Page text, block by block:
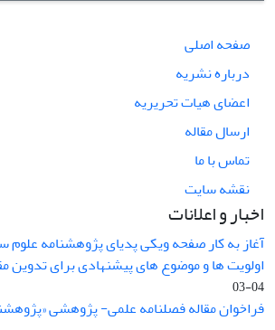
صفحه اصلی
درباره نشریه
اعضای هیات تحریریه
ارسال مقاله
تماس با ما
نقشه سایت
اخبار و اعلانات
آغاز به کار صفحه ویکی پدیای پژوهشنامه
اولویت ها و موضوع های پیشنهادی برای تدوین
04-03
فراخوان مقاله فصلنامه علمی- پژوهشی